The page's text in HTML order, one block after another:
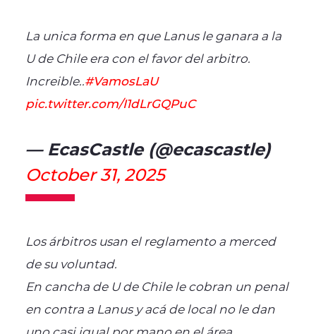
La unica forma en que Lanus le ganara a la
U de Chile era con el favor del arbitro.
Increible..#VamosLaU
pic.twitter.com/I1dLrGQPuC
— EcasCastle (@ecascastle)
October 31, 2025
Los árbitros usan el reglamento a merced
de su voluntad.
En cancha de U de Chile le cobran un penal
en contra a Lanus y acá de local no le dan
uno casi igual por mano en el área.